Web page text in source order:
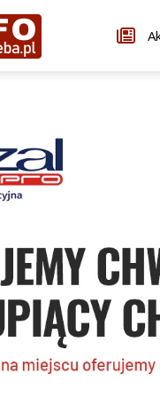
Infonowadeba.pl